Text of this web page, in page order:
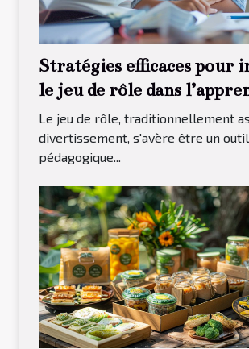
Stratégies efficaces pour
le jeu de rôle dans
scolaire
Le jeu de rôle, traditionnellement
divertissement, s'avère être un outil
pédagogique...